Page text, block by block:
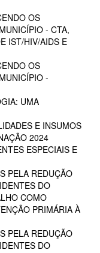
OS
- CTA,
IST/HIV/AIDS E
OS
-
UMA
E INSUMOS
2024
ESPECIAIS E
PELA REDUÇÃO
DO
COMO
PRIMÁRIA À
PELA REDUÇÃO
DO